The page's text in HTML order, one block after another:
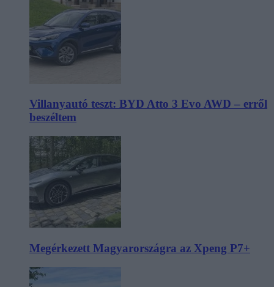
Villanyautó teszt: BYD Atto 3 Evo AWD – erről
beszéltem
Megérkezett Magyarországra az Xpeng P7+